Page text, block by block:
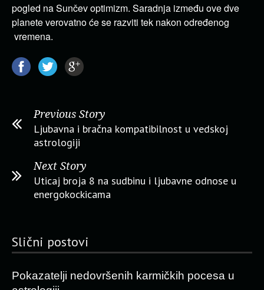
pogled na Sunčev optimizm. Saradnja između ove dve
planete verovatno će se razviti tek nakon određenog
vremena.
Previous Story
Ljubavna i bračna kompatibilnost u vedskoj
astrologiji
Next Story
Uticaj broja 8 na sudbinu i ljubavne odnose u
energokockicama
Slični postovi
Pokazatelji nedovršenih karmičkih pocesa u